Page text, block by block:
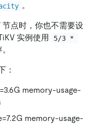
。
点时，你也不需要设
实例使用
5/3 *
：
memory-usage-
memory-usage-